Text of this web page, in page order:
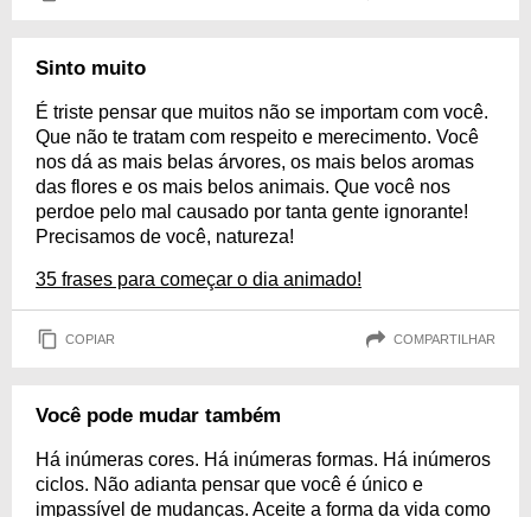
Sinto muito
É triste pensar que muitos não se importam com você.
Que não te tratam com respeito e merecimento. Você
nos dá as mais belas árvores, os mais belos aromas
das flores e os mais belos animais. Que você nos
perdoe pelo mal causado por tanta gente ignorante!
Precisamos de você, natureza!
35 frases para começar o dia animado!
COPIAR COMPARTILHAR
Você pode mudar também
Há inúmeras cores. Há inúmeras formas. Há inúmeros
ciclos. Não adianta pensar que você é único e
impassível de mudanças. Aceite a forma da vida como